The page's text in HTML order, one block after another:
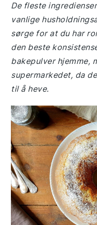
De fleste
vanlige
sørge for at du har
den beste
bakepulver hjemme,
supermarkedet, da
til å heve.